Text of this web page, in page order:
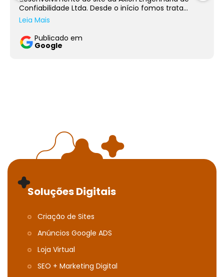
Confiabilidade Ltda. Desde o início fomos trata...
Leia Mais
Publicado em
Google
Soluções Digitais
Criação de Sites
Anúncios Google ADS
Loja Virtual
SEO + Marketing Digital